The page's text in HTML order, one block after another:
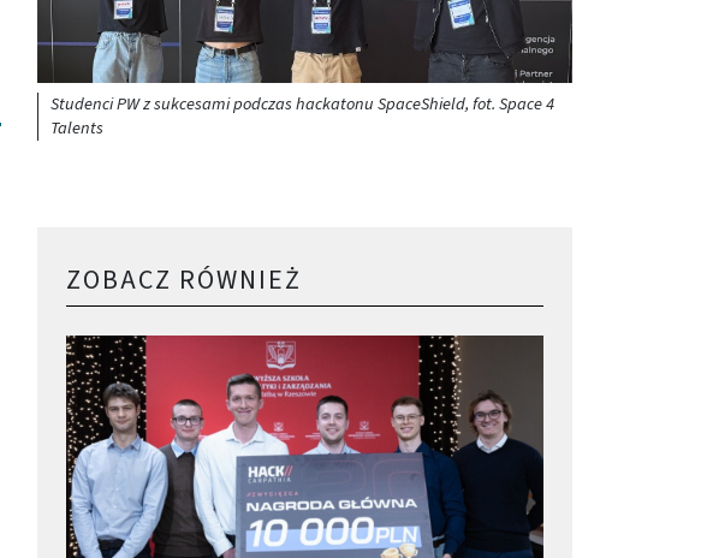
Studenci PW z sukcesami podczas hackatonu SpaceShield, fot. Space 4
Talents
ZOBACZ RÓWNIEŻ